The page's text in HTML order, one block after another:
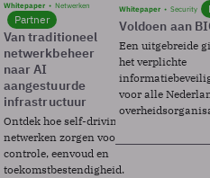
Whitepaper Netwerken
Partner
Van traditioneel
netwerkbeheer
naar AI
aangestuurde
infrastructuur
Ontdek hoe self-driving
netwerken zorgen voor
controle, eenvoud en
toekomstbestendigheid.
Whitepaper Security
Voldoen aan
Een uitgebreide
het verplichte
voor alle